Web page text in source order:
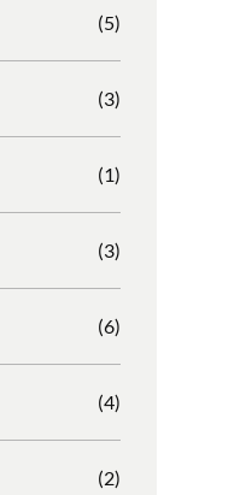
(5)
(3)
(1)
(3)
(6)
(4)
(2)